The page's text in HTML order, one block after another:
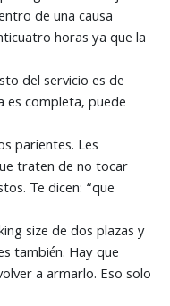
de una causa
horas ya que la
del servicio es de
es completa, puede
parientes. Les
traten de no tocar
Te dicen: “que
size de dos plazas y
también. Hay que
a armarlo. Eso solo